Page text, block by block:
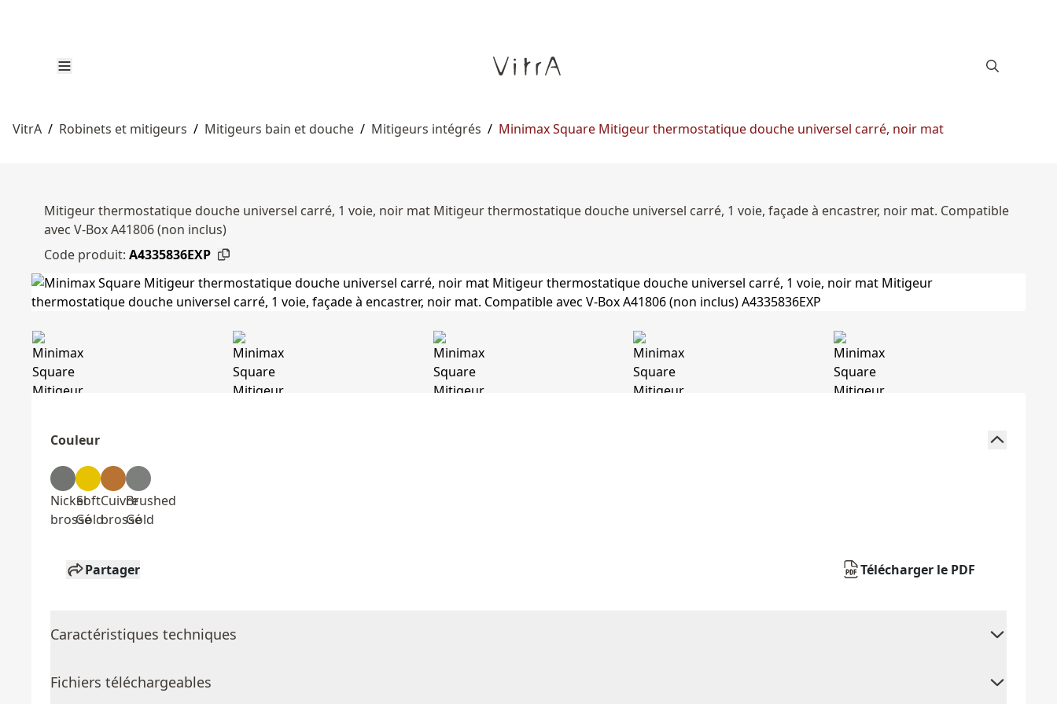
VitrA / Robinets et mitigeurs / Mitigeurs bain et douche / Mitigeurs intégrés / Minimax Square Mitigeur thermostatique douche universel carré, noir mat
Mitigeur thermostatique douche universel carré, 1 voie, noir mat Mitigeur thermostatique douche universel carré, 1 voie, façade à encastrer, noir mat. Compatible
avec V-Box A41806 (non inclus)
Code produit: A4335836EXP
Couleur
Nickel
brossé
Soft
Gold
Cuivre
brossé
Brushed
Gold
Partager Télécharger le PDF
Caractéristiques techniques
Fichiers téléchargeables